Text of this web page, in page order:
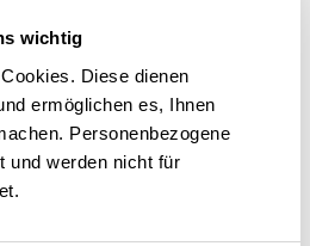
wichtig
Diese dienen
ermöglichen es, Ihnen
Personenbezogene
und werden nicht für
2025, les États-Unis
additionnels à
annoncé à plusieurs
des droits de douane.
détérioration des
de nombreuses
dans l’industrie chimique et